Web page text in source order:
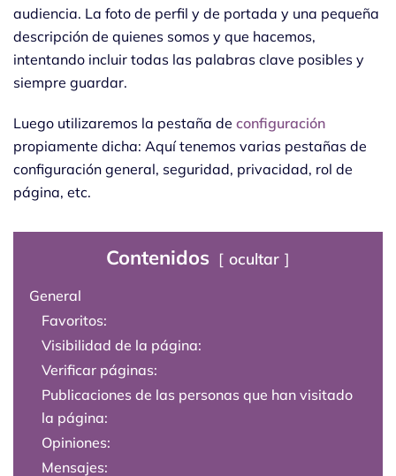
audiencia. La foto de perfil y de portada y una pequeña
descripción de quienes somos y que hacemos,
intentando incluir todas las palabras clave posibles y
siempre guardar.
Luego utilizaremos la pestaña de configuración
propiamente dicha: Aquí tenemos varias pestañas de
configuración general, seguridad, privacidad, rol de
página, etc.
Contenidos ocultar
General
Favoritos:
Visibilidad de la página:
Verificar páginas:
Publicaciones de las personas que han visitado
la página:
Opiniones:
Mensajes: